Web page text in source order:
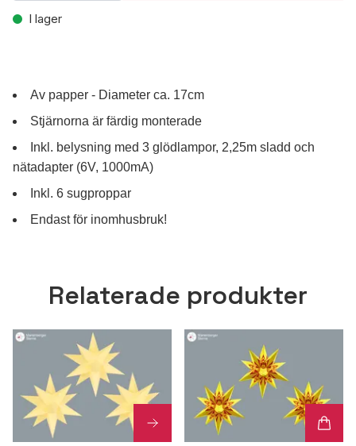
I lager
Av papper - Diameter ca. 17cm
Stjärnorna är färdig monterade
Inkl. belysning med 3 glödlampor, 2,25m sladd och
nätadapter (6V, 1000mA)
Inkl. 6 sugproppar
Endast för inomhusbruk!
Relaterade produkter